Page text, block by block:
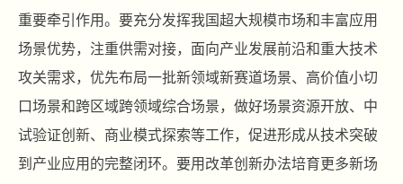
重要牵引作用。要充分发挥我国超大规模市场和丰富应用
场景优势，注重供需对接，面向产业发展前沿和重大技术
攻关需求，优先布局一批新领域新赛道场景、高价值小切
口场景和跨区域跨领域综合场景，做好场景资源开放、中
试验证创新、商业模式探索等工作，促进形成从技术突破
到产业应用的完整闭环。要用改革创新办法培育更多新场